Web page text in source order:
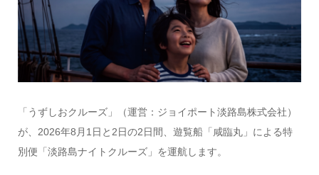
「うずしおクルーズ」（運営：ジョイポート淡路島株式会社）
が、2026年8月1日と2日の2日間、遊覧船「咸臨丸」による特
別便「淡路島ナイトクルーズ」を運航します。